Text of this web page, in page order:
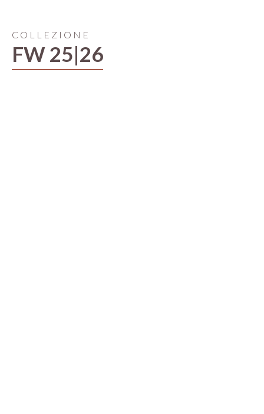
COLLEZIONE
FW 25|26